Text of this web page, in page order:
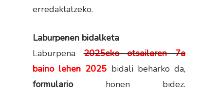
erredaktatzeko.
Laburpenen bidalketa
Laburpena2025eko otsailaren 7a
baino lehen 2025bidali beharko da,
formulariohonen bidez.